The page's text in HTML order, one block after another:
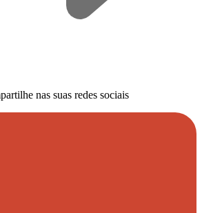
nas suas redes sociais